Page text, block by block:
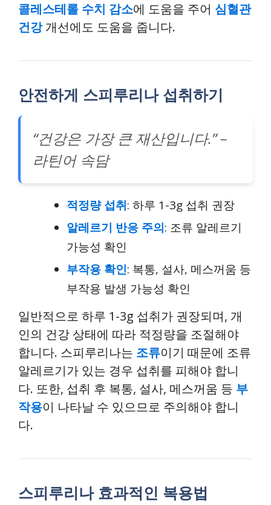
콜레스테롤 수치 감소에 도움을 주어 심혈관
건강개선에도 도움을 줍니다.
안전하게 스피루리나 섭취하기
“건강은 가장 큰 재산입니다.” –
라틴어 속담
적정량 섭취: 하루 1-3g 섭취 권장
알레르기 반응 주의: 조류 알레르기
가능성 확인
부작용 확인: 복통, 설사, 메스꺼움 등
부작용 발생 가능성 확인
일반적으로 하루 1-3g 섭취가 권장되며, 개
인의 건강 상태에 따라 적정량을 조절해야
합니다. 스피루리나는 조류이기 때문에 조류
알레르기가 있는 경우 섭취를 피해야 합니
다. 또한, 섭취 후 복통, 설사, 메스꺼움 등 부
작용이 나타날 수 있으므로 주의해야 합니
다.
스피루리나 효과적인 복용법